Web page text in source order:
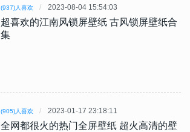
(937)人喜欢 2023-08-04 15:54:03
超喜欢的江南风锁屏壁纸 古风锁屏壁纸合
集
(905)人喜欢 2023-01-17 23:18:11
全网都很火的热门全屏壁纸 超火高清的壁